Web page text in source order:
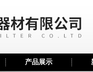
产品展示